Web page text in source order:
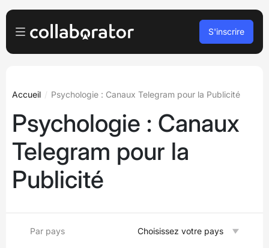
Pour les Éditeurs
Pour les agences
Podcasts et webinaires
Blog
Se connecter
S’inscrire
S'inscrire
Accueil Psychologie : Canaux Telegram pour la Publicité
Psychologie : Canaux
Telegram pour la
Publicité
Par pays Choisissez votre pays